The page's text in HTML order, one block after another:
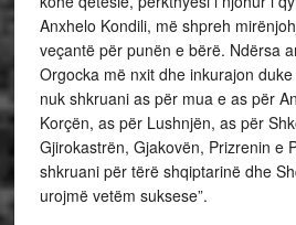
Anxhelo Kondili, më shpreh
veçantë për punën e bërë. Ndërsa
Orgocka më nxit dhe inkurajon
nuk shkruani as për mua e as për
Korçën, as për Lushnjën, as për
Gjirokastrën, Gjakovën, Prizrenin e
shkruani për tërë shqiptarinë dhe
urojmë vetëm suksese”.